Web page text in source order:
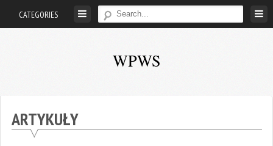
CATEGORIES
WPWS
szczęścia
ARTYKUŁY